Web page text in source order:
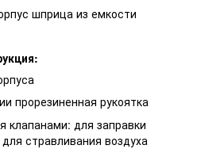
шприца из емкости
прорезиненная рукоятка
клапанами: для заправки
стравливания воздуха